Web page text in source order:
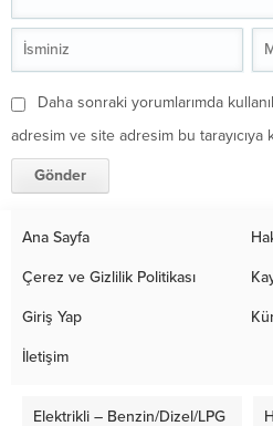
Daha sonraki yorumlarımda
adresim ve site adresim bu tarayıcıya
Ana Sayfa
Çerez ve Gizlilik Politikası
Giriş Yap
İletişim
Elektrikli – Benzin/Dizel/LPG